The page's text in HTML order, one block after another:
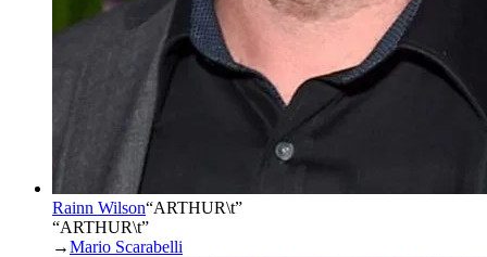
Rainn Wilson“ARTHUR\t”
“ARTHUR\t”
→Mario Scarabelli